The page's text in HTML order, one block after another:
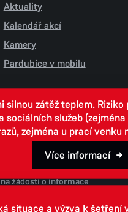
Aktuality
Kalendář akcí
Kamery
Pardubice v mobilu
žádosti o informace
zátěž teplem.
služeb
zejména u prací venku
Více informací
situace a výzva k šetření